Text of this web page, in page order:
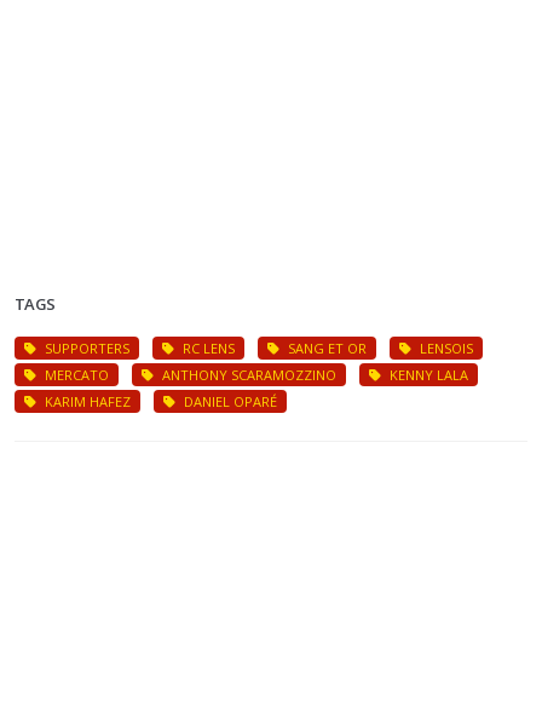
TAGS
SUPPORTERS RC LENS SANG ET OR
LENSOIS
MERCATO
ANTHONY SCARAMOZZINO
KENNY LALA
KARIM HAFEZ
DANIEL OPARÉ